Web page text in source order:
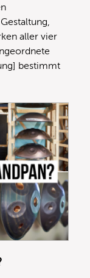
aller vier
bestimmt